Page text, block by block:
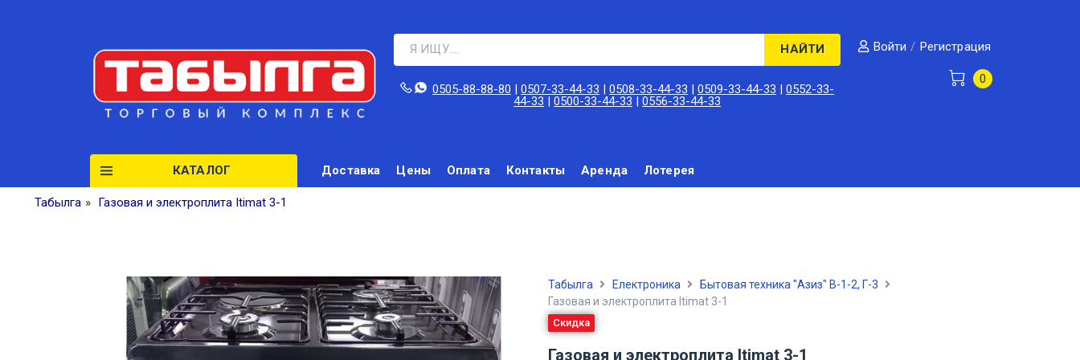
НАЙТИ
0505-88-88-80‬ |0507-33-44-33 |0508-33-44-33 |0509-33-44-33 |0552-33-
44-33 |0500-33-44-33 |0556-33-44-33
Войти / Регистрация
0
КАТАЛОГ Доставка Цены Оплата Контакты Аренда Лотерея
Табылга » Газовая и электроплита Itimat 3-1
Табылга Електроника
Бытовая техника "Азиз" В-1-2, Г-3
Газовая и электроплита Itimat 3-1
Скидка
Газовая и электроплита Itimat 3-1